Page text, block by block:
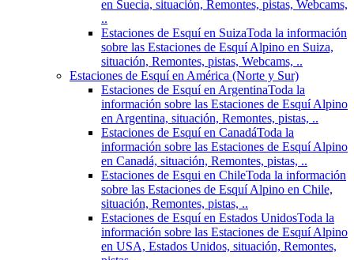
en Suecia, situación, Remontes, pistas, Webcams,
..
Estaciones de Esquí en SuizaToda la información
sobre las Estaciones de Esquí Alpino en Suiza,
situación, Remontes, pistas, Webcams, ..
Estaciones de Esquí en América (Norte y Sur)
Estaciones de Esquí en ArgentinaToda la
información sobre las Estaciones de Esquí Alpino
en Argentina, situación, Remontes, pistas, ..
Estaciones de Esquí en CanadáToda la
información sobre las Estaciones de Esquí Alpino
en Canadá, situación, Remontes, pistas, ..
Estaciones de Esqui en ChileToda la información
sobre las Estaciones de Esquí Alpino en Chile,
situación, Remontes, pistas, ..
Estaciones de Esquí en Estados UnidosToda la
información sobre las Estaciones de Esquí Alpino
en USA, Estados Unidos, situación, Remontes,